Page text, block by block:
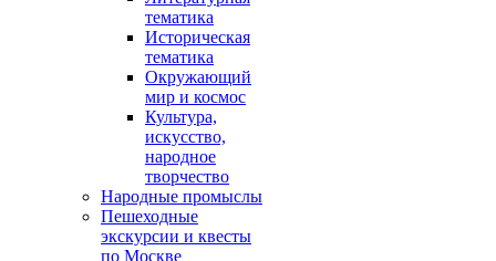
тематика
Историческая
тематика
Окружающий
мир и космос
Культура,
искусство,
народное
творчество
Народные промыслы
Пешеходные
экскурсии и квесты
по Москве